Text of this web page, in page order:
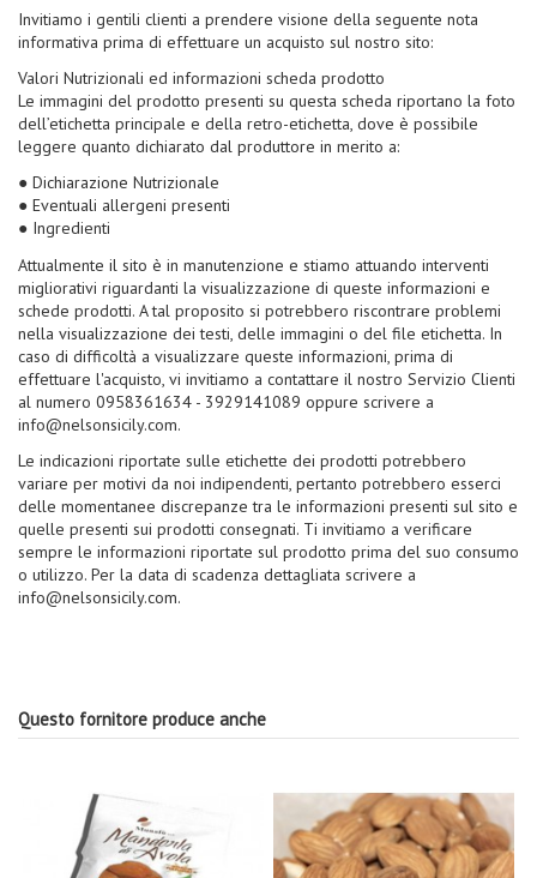
Invitiamo i gentili clienti a prendere visione della seguente nota
informativa prima di effettuare un acquisto sul nostro sito:
Valori Nutrizionali ed informazioni scheda prodotto
Le immagini del prodotto presenti su questa scheda riportano la foto
dell’etichetta principale e della retro-etichetta, dove è possibile
leggere quanto dichiarato dal produttore in merito a:
● Dichiarazione Nutrizionale
● Eventuali allergeni presenti
● Ingredienti
Attualmente il sito è in manutenzione e stiamo attuando interventi
migliorativi riguardanti la visualizzazione di queste informazioni e
schede prodotti. A tal proposito si potrebbero riscontrare problemi
nella visualizzazione dei testi, delle immagini o del file etichetta. In
caso di difficoltà a visualizzare queste informazioni, prima di
effettuare l'acquisto, vi invitiamo a contattare il nostro Servizio Clienti
al numero 0958361634 - 3929141089 oppure scrivere a
info@nelsonsicily.com.
Le indicazioni riportate sulle etichette dei prodotti potrebbero
variare per motivi da noi indipendenti, pertanto potrebbero esserci
delle momentanee discrepanze tra le informazioni presenti sul sito e
quelle presenti sui prodotti consegnati. Ti invitiamo a verificare
sempre le informazioni riportate sul prodotto prima del suo consumo
o utilizzo. Per la data di scadenza dettagliata scrivere a
info@nelsonsicily.com.
Questo fornitore produce anche